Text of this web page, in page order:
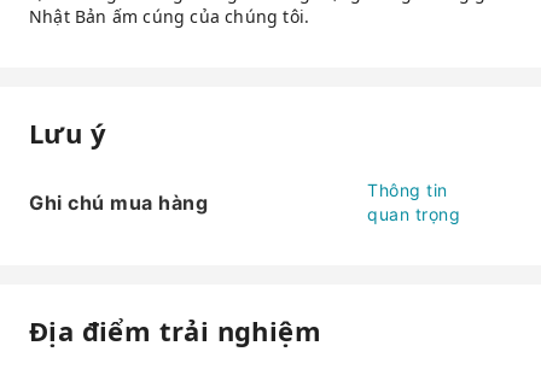
Nhật Bản ấm cúng của chúng tôi.
Lưu ý
Ghi chú mua hàng
Thông tin
quan trọng
Địa điểm trải nghiệm